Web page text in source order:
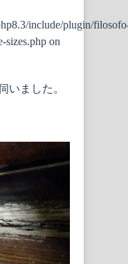
include/plugin/
sizes.php on
いました。